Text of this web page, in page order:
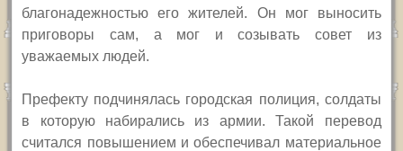
благонадежностью его жителей. Он мог выносить
приговоры сам, а мог и созывать совет из
уважаемых людей.
Префекту подчинялась городская полиция, солдаты
в которую набирались из армии. Такой перевод
считался повышением и обеспечивал материальное